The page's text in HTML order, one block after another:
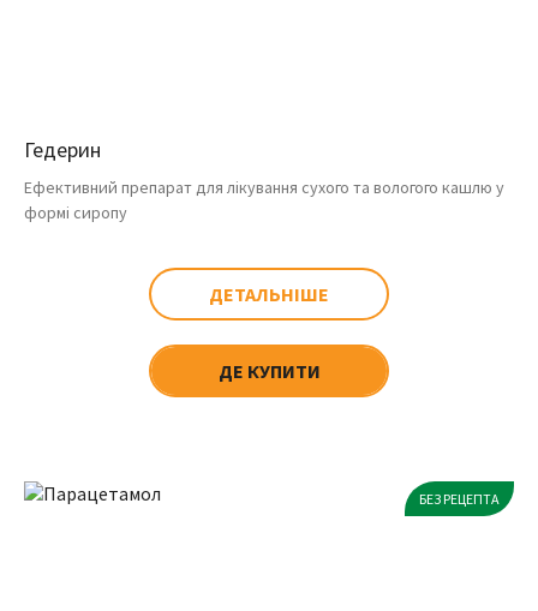
Гедерин
Ефективний препарат для лікування сухого та вологого кашлю у
формі сиропу
ДЕТАЛЬНІШЕ
ДЕ КУПИТИ
БЕЗ РЕЦЕПТА